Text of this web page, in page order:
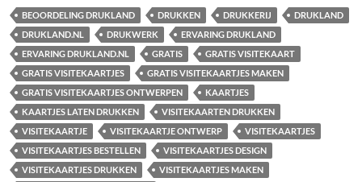
BEOORDELING DRUKLAND DRUKKEN DRUKKERIJ
DRUKLAND
DRUKLAND.NL
DRUKWERK
ERVARING DRUKLAND
ERVARING DRUKLAND.NL
GRATIS
GRATIS VISITEKAART
GRATIS VISITEKAARTJES
GRATIS VISITEKAARTJES MAKEN
GRATIS VISITEKAARTJES ONTWERPEN
KAARTJES
KAARTJES LATEN DRUKKEN
VISITEKAARTEN DRUKKEN
VISITEKAARTJE
VISITEKAARTJE ONTWERP
VISITEKAARTJES
VISITEKAARTJES BESTELLEN
VISITEKAARTJES DESIGN
VISITEKAARTJES DRUKKEN
VISITEKAARTJES MAKEN